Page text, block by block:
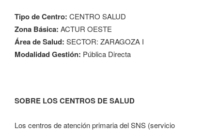
Tipo de Centro: CENTRO SALUD
Zona Básica: ACTUR OESTE
Área de Salud: SECTOR: ZARAGOZA I
Modalidad Gestión: Pública Directa
SOBRE LOS CENTROS DE SALUD
Los centros de atención primaria del SNS (servicio